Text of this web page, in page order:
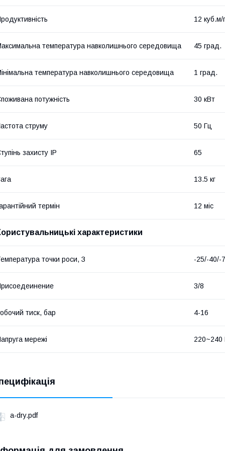
12 куб.м/
температура навколишнього середовища 45 град.
температура навколишнього середовища 1 град.
потужність 30 кВт
струму 50 Гц
захисту IP 65
13.5 кг
термін 12 міс
характеристики
точки роси, З -25/-40/-
3/8
тиск, бар 4-16
мережі 220~240
a-dry.pdf